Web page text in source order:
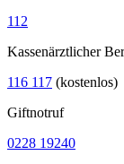
112
Kassenärztlicher
116 117 (kostenlos)
Giftnotruf
0228 19240